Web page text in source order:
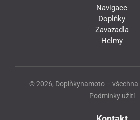
Navigace
Doplňky
Zavazadla
Helmy
© 2026, Doplňkynamoto – všechna
Podmínky užití